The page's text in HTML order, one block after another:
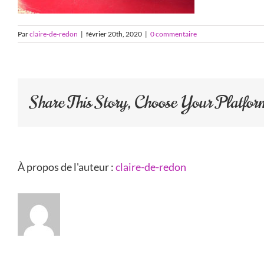
Parclaire-de-redon | février 20th, 2020 | 0 commentaire
Share This Story, Choose Your
À propos de l'auteur :claire-de-redon